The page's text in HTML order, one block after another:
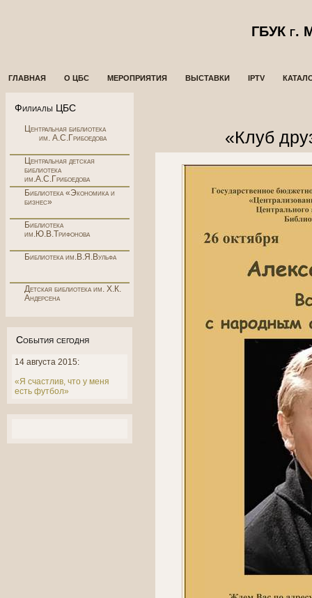
ГБУК г.
ГЛАВНАЯ О ЦБС МЕРОПРИЯТИЯ ВЫСТАВКИ IPTV
Филиалы ЦБС
Центральная библиотека
им. А.С.Грибоедова
Центральная детская
библиотека
им.А.С.Грибоедова
Библиотека «Экономика и
бизнес»
Библиотека
им.Ю.В.Трифонова
Библиотека им.В.Я.Вульфа
Детская библиотека им. Х.К.
Андерсена
События сегодня
14 августа 2015:
«Я счастлив, что у меня
есть футбол»
«Клуб